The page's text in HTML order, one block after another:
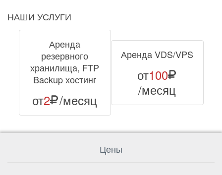
НАШИ УСЛУГИ
Аренда
резервного
хранилища, FTP
Backup хостинг
от2 /месяц
Аренда VDS/VPS
от100
/месяц
Цены